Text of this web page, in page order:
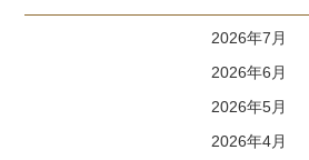
2026年7月
2026年6月
2026年5月
2026年4月